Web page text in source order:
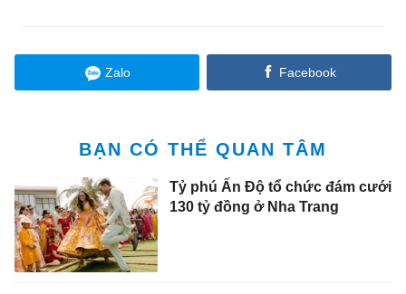
Zalo Facebook
BẠN CÓ THỂ QUAN TÂM
Tỷ phú Ấn Độ tổ chức đám cưới
130 tỷ đồng ở Nha Trang